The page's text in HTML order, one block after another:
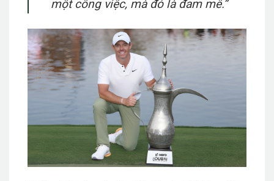
một công việc, mà đó là đam mê.”